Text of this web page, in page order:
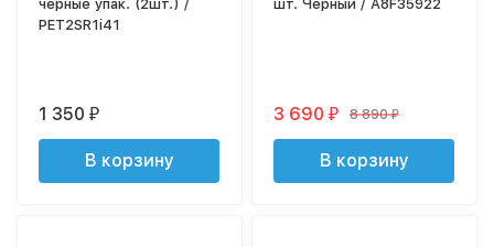
черные упак. (2шт.) /
PET2SR1i41
1 350₽
В корзину
шт. Черный / A8F35922
3 690₽ 8 890₽
В корзину